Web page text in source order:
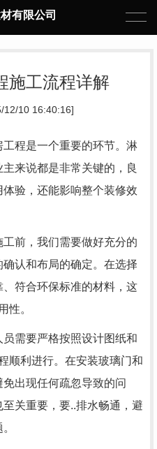
有限公司
施工流程详解
12/10 16:40:16]
程是一个重要的环节。淋
来说都是非常关键的，良
验，还能影响整个装修效
前，我们需要做好充分的
认和布局的确定。在选择
符合环保标准的材料，这
性。
需要严格按照设计图纸和
顺利进行。在安装玻璃门和
出现任何疏忽导致的问
关重要，要..排水畅通，避